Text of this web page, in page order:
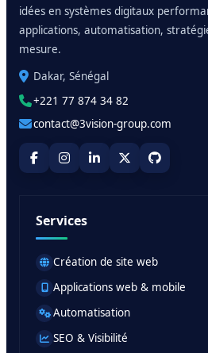
idées en systèmes digitaux
applications, automatisation,
mesure.
Dakar, Sénégal
+221 77 874 34 82
contact@3vision-group.com
Services
Création de site web
Applications web & mobile
Automatisation
SEO & Visibilité